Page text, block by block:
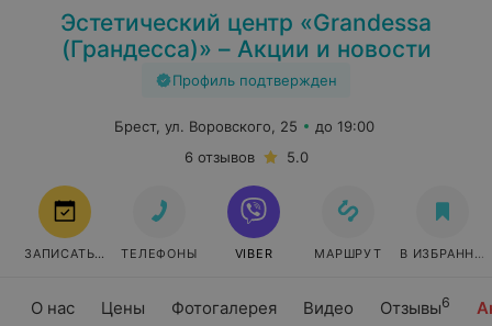
Эстетический центр «Grandessa
(Грандесса)» – Акции и новости
Профиль подтвержден
О нас Цены Фотогалерея Видео Отзывы6
Брест, ул. Воровского, 25
до 19:00
6 отзывов
5.0
ЗАПИСАТЬСЯ ТЕЛЕФОНЫ VIBER МАРШРУТ В ИЗБРАННОЕ